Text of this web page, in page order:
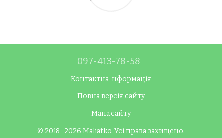
097-413-78-58
Контактна інформація
Повна версія сайту
Мапа сайту
© 2018–2026 Maliatko. Усі права захищено.